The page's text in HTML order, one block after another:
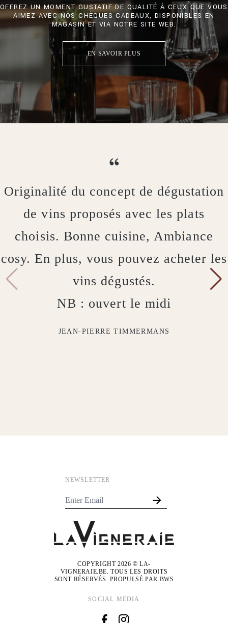
OFFREZ UN MOMENT GUSTATIF DE QUALITÉ À CEUX QUE VOUS
AIMEZ AVEC NOS CHÈQUES CADEAUX, DISPONIBLES EN
MAGASIN ET VIA NOTRE SITE WEB.
EN SAVOIR PLUS
Originalité du concept de dégustation
de vins proposés avec les plats
choisis. Bonne cuisine, Ambiance
cosy. En plus, vous pouvez acheter les
vins dégustés.
NB : ouvert le midi
JEAN-PIERRE TIMMERMANS
NEWSLETTER
COPYRIGHT 2026 © LA-
VIGNERAIE.BE. TOUS LES DROITS
SONT RÉSERVÉS. PROPULSÉ PAR BWS
SOCIAL MEDIA